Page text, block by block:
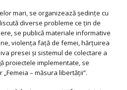
mari, se organizează ședințe cu
diverse probleme ce țin de
se publică materiale informative
violența față de femei, hărțuirea
presei și sistemul de colectare a
proiectele implementate, se
– măsura libertății”.